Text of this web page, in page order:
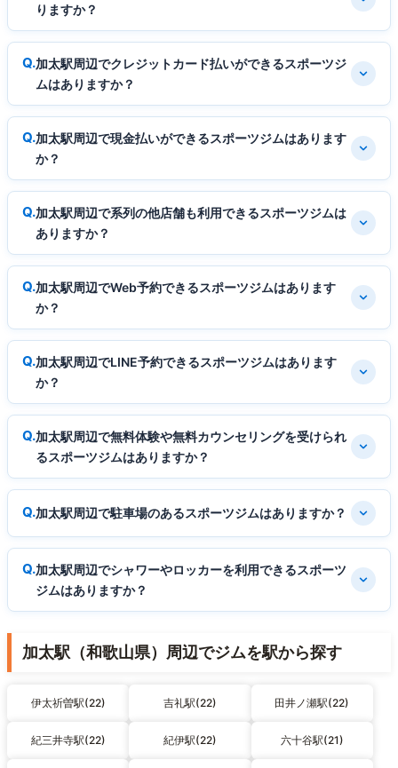
りますか？
加太駅周辺でクレジットカード払いができるスポーツジ
ムはありますか？
加太駅周辺で現金払いができるスポーツジムはあります
か？
加太駅周辺で系列の他店舗も利用できるスポーツジムは
ありますか？
加太駅周辺でWeb予約できるスポーツジムはあります
か？
加太駅周辺でLINE予約できるスポーツジムはあります
か？
加太駅周辺で無料体験や無料カウンセリングを受けられ
るスポーツジムはありますか？
加太駅周辺で駐車場のあるスポーツジムはありますか？
加太駅周辺でシャワーやロッカーを利用できるスポーツ
ジムはありますか？
加太駅（和歌山県）周辺でジムを駅から探す
伊太祈曽駅(22) 吉礼駅(22) 田井ノ瀬駅(22)
紀三井寺駅(22) 紀伊駅(22) 六十谷駅(21)